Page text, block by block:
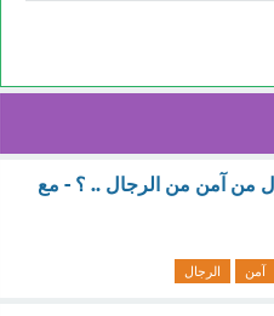
من آمن من الرجال .. ؟ - مع
آمن الرجال